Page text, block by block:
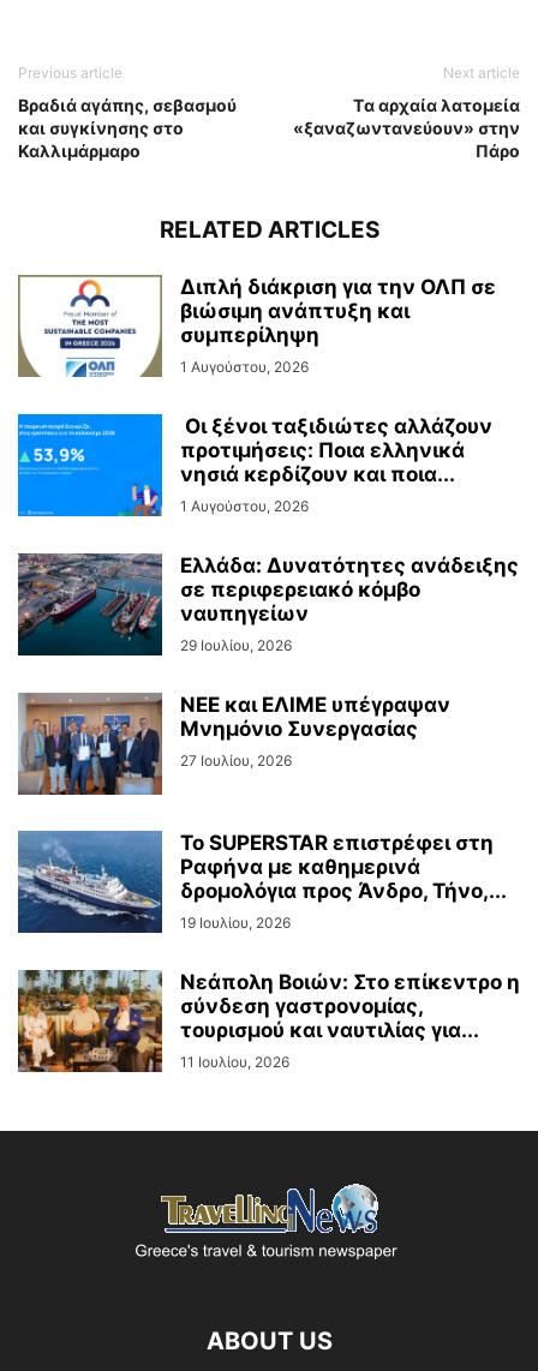
Previous article
Βραδιά αγάπης, σεβασμού
και συγκίνησης στο
Καλλιμάρμαρο
Next article
Tα αρχαία λατομεία
«ξαναζωντανεύουν» στην
Πάρο
RELATED ARTICLES
Διπλή διάκριση για την ΟΛΠ σε
βιώσιμη ανάπτυξη και
συμπερίληψη
1 Αυγούστου, 2026
Οι ξένοι ταξιδιώτες αλλάζουν
προτιμήσεις: Ποια ελληνικά
νησιά κερδίζουν και ποια...
1 Αυγούστου, 2026
Ελλάδα: Δυνατότητες ανάδειξης
σε περιφερειακό κόμβο
ναυπηγείων
29 Ιουλίου, 2026
ΝΕΕ και ΕΛΙΜΕ υπέγραψαν
Μνημόνιο Συνεργασίας
27 Ιουλίου, 2026
To SUPERSTAR επιστρέφει στη
Ραφήνα με καθημερινά
δρομολόγια προς Άνδρο, Τήνο,...
19 Ιουλίου, 2026
Νεάπολη Βοιών: Στο επίκεντρο η
σύνδεση γαστρονομίας,
τουρισμού και ναυτιλίας για...
11 Ιουλίου, 2026
ABOUT US